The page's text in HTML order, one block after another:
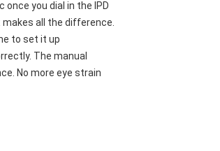
you dial in the IPD
all the difference.
to set it up
The manual
No more eye strain